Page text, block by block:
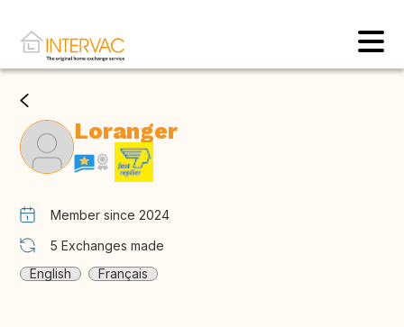
Loranger
Member since 2024
5 Exchanges made
English
Français